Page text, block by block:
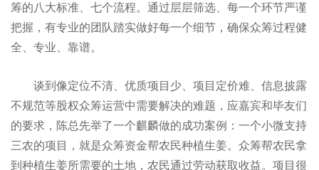
筹的八大标准、七个流程。通过层层筛选、每一个环节严谨
把握，有专业的团队踏实做好每一个细节，确保众筹过程健
全、专业、靠谱。
谈到像定位不清、优质项目少、项目定价难、信息披露
不规范等股权众筹运营中需要解决的难题，应嘉宾和毕友们
的要求，陈总先举了一个麒麟做的成功案例：一个小微支持
三农的项目，就是众筹资金帮农民种植生姜。众筹帮农民拿
到种植生姜所需要的土地，农民通过劳动获取收益。项目很